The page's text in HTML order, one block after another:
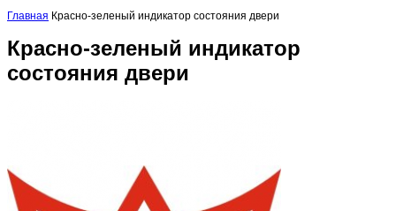
Главная Красно-зеленый индикатор состояния двери
Красно-зеленый индикатор
состояния двери